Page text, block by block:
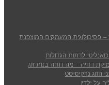
פסיכולוגית המעמקים המוצפנת
לדתות הגדולות
דחיה – מה דוחה בנות זוג
הזוג נרקיסיסט